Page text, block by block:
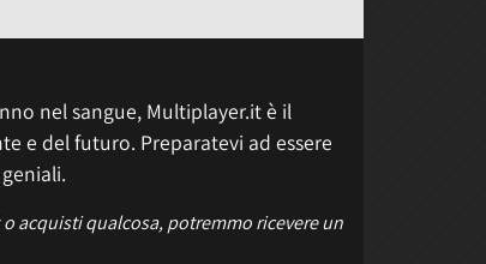
nel sangue, Multiplayer.it è il
e del futuro. Preparatevi ad essere
acquisti qualcosa, potremmo ricevere un